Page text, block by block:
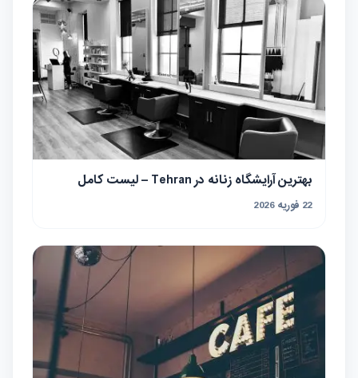
بهترین آرایشگاه زنانه در Tehran – لیست کامل
22 فوریه 2026